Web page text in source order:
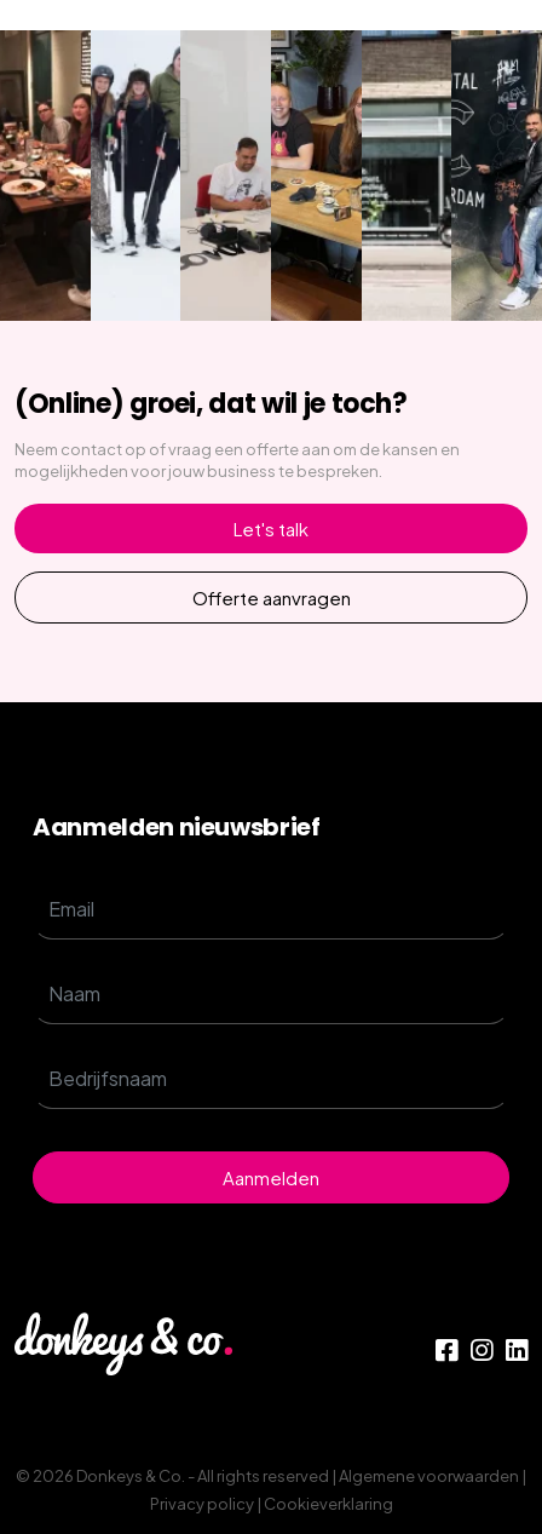
(Online) groei, dat wil je toch?
Neem contact op of vraag een offerte aan om de kansen en
mogelijkheden voor jouw business te bespreken.
Let's talk
Offerte aanvragen
Aanmelden nieuwsbrief
Aanmelden
© 2026 Donkeys & Co. - All rights reserved |Algemene voorwaarden |
Privacy policy| Cookieverklaring